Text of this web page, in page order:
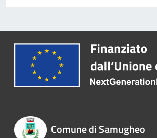
Comune di Samugheo